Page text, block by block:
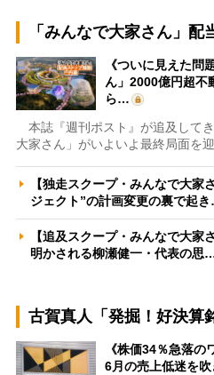
「みんなで大家さん」
《ついに見えた問
ん」2000億円超不
ら…
本誌『週刊ポスト』が追及して
大家さん」がいよいよ最終局面を
【独走スクープ・みんなで大家
ジェクト”の計画変更の裏で起
【追及スクープ・みんなで大家
明かされる柳瀬健一・代表の思
古賀真人「発掘！好決算
《株価34％急落の
6月の売上低迷を